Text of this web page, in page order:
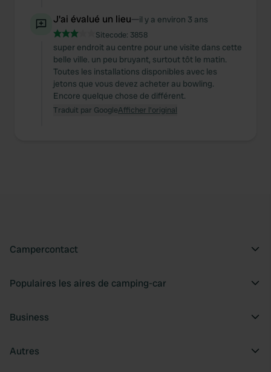
J'ai évalué un lieu—il y a environ 3 ans
Sitecode: 3858
super endroit au centre pour une visite dans cette
belle ville. un peu bruyant, surtout tôt le matin.
Toutes les installations disponibles avec les
jetons que vous devez acheter au bowling.
Encore quelque chose de différent.
Traduit par GoogleAfficher l'original
Campercontact
Populaires les aires de camping-car
Business
Autres